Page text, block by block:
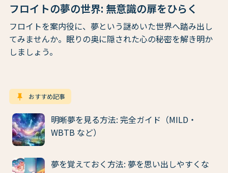
フロイトの夢の世界: 無意識の扉をひらく
フロイトを案内役に、夢という謎めいた世界へ踏み出し
てみませんか。眠りの奥に隠された心の秘密を解き明か
しましょう。
keep おすすめ記事
明晰夢を見る方法: 完全ガイド（MILD・
WBTB など）
夢を覚えておく方法: 夢を思い出しやすくな